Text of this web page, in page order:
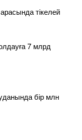
тікелей
7 млрд
бір млн